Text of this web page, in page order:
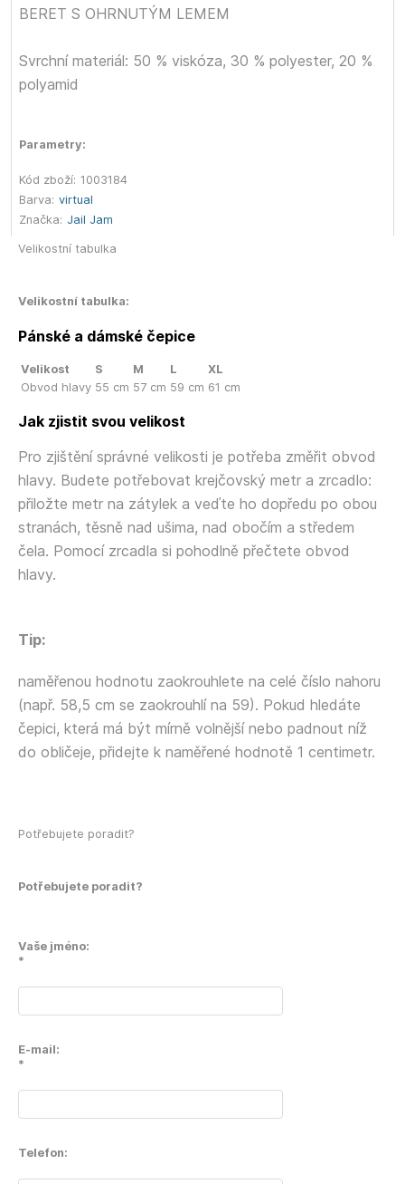
BERET S OHRNUTÝM LEMEM
Svrchní materiál: 50 % viskóza, 30 % polyester, 20 %
polyamid
Parametry:
Kód zboží: 1003184
Barva: virtual
Značka: Jail Jam
Velikostní tabulka
Velikostní tabulka:
Pánské a dámské čepice
Velikost S M L
XL
Obvod hlavy 55 cm 57 cm 59 cm 61 cm
Jak zjistit svou velikost
Pro zjištění správné velikosti je potřeba změřit obvod
hlavy. Budete potřebovat krejčovský metr a zrcadlo:
přiložte metr na zátylek a veďte ho dopředu po obou
stranách, těsně nad ušima, nad obočím a středem
čela. Pomocí zrcadla si pohodlně přečtete obvod
hlavy.
Tip:
naměřenou hodnotu zaokrouhlete na celé číslo nahoru
(např. 58,5 cm se zaokrouhlí na 59). Pokud hledáte
čepici, která má být mírně volnější nebo padnout níž
do obličeje, přidejte k naměřené hodnotě 1 centimetr.
Potřebujete poradit?
Potřebujete poradit?
Vaše jméno:
*
E-mail:
*
Telefon: